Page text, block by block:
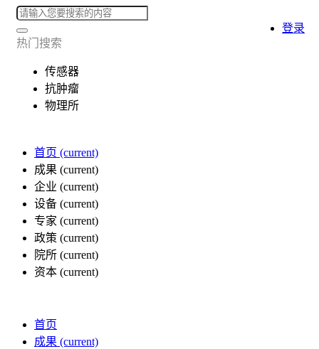
热门搜索
传感器
抗肿瘤
物理所
首页 (current)
成果 (current)
企业 (current)
设备 (current)
专家 (current)
政策 (current)
院所 (current)
资本 (current)
登录
首页
成果 (current)